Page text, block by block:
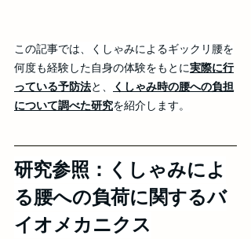
この記事では、くしゃみによるギックリ腰を
何度も経験した自身の体験をもとに実際に行
っている予防法と、
くしゃみ時の腰への負担
について調べた研究を紹介します。
研究参照：くしゃみによ
る腰への負荷に関するバ
イオメカニクス